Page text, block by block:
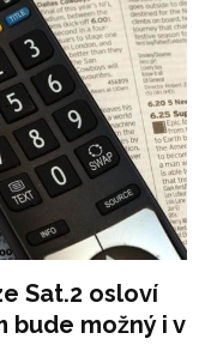
Sat.2 osloví
bude možný i v